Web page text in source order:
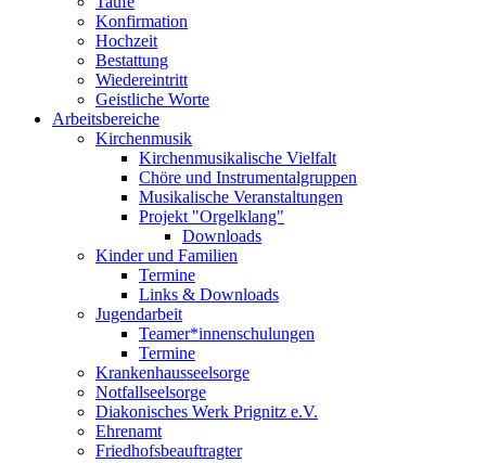
Konfirmation
Hochzeit
Bestattung
Wiedereintritt
Geistliche Worte
Arbeitsbereiche
Kirchenmusik
Kirchenmusikalische Vielfalt
Chöre und Instrumentalgruppen
Musikalische Veranstaltungen
Projekt "Orgelklang"
Downloads
Kinder und Familien
Termine
Links & Downloads
Jugendarbeit
Teamer*innenschulungen
Termine
Krankenhausseelsorge
Notfallseelsorge
Diakonisches Werk Prignitz e.V.
Ehrenamt
Friedhofsbeauftragter